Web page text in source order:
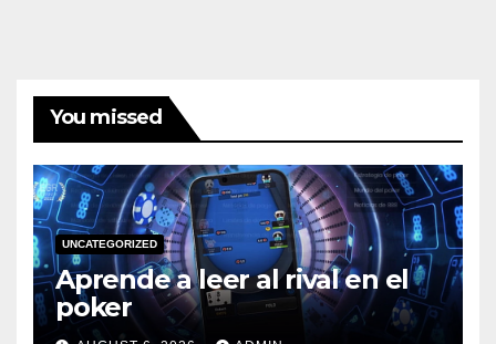
You missed
UNCATEGORIZED
Aprende a leer al rival en el
poker